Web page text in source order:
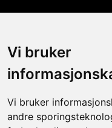
Vi bruker
Vi bruker
andre
leder.